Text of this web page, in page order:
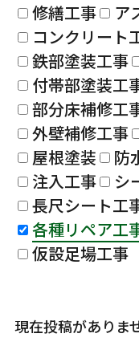
修繕工事
ア
コンクリート
鉄部塗装工事
付帯部塗装工
部分床補修工
外壁補修工事
屋根塗装
防
注入工事
シ
長尺シート工
各種リペア工
仮設足場工事
現在投稿がありま